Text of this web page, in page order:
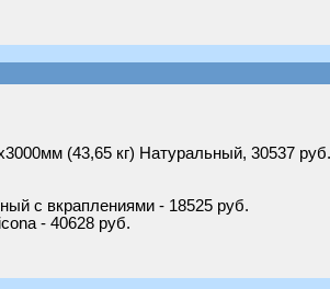
(43,65 кг) Натуральный, 30537
с вкраплениями - 18525 руб.
- 40628 руб.